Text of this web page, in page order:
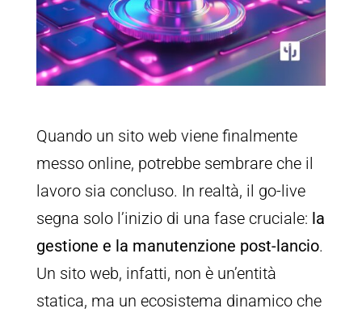
Quando un sito web viene finalmente
messo online, potrebbe sembrare che il
lavoro sia concluso. In realtà, il go-live
segna solo l’inizio di una fase cruciale: la
gestione e la manutenzione post-lancio.
Un sito web, infatti, non è un’entità
statica, ma un ecosistema dinamico che